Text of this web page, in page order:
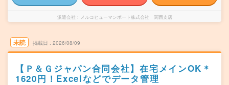
派遣会社 メルコヒューマンポート株式会社 関西支店
未読 掲載日 2026/08/09
【Ｐ＆Ｇジャパン合同会社】在宅メインOK＊
1620円！Excelなどでデータ管理